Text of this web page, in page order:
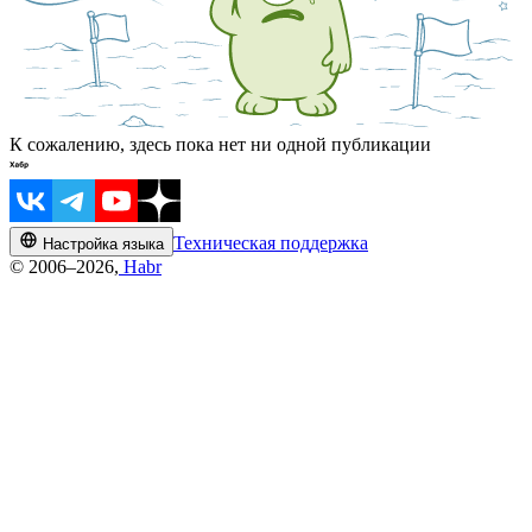
К сожалению, здесь пока нет ни одной публикации
Настройка языка Техническая поддержка
© 2006–2026, Habr